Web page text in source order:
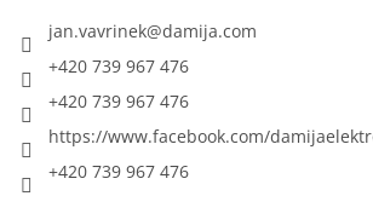
jan.vavrinek@damija.com
+420 739 967 476
+420 739 967 476
https://www.facebook.com/
+420 739 967 476